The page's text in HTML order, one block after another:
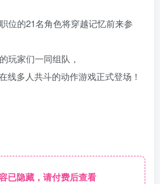
位的21名角色将穿越记忆前来参
玩家们一同组队，
线多人共斗的动作游戏正式登场！
已隐藏，请付费后查看